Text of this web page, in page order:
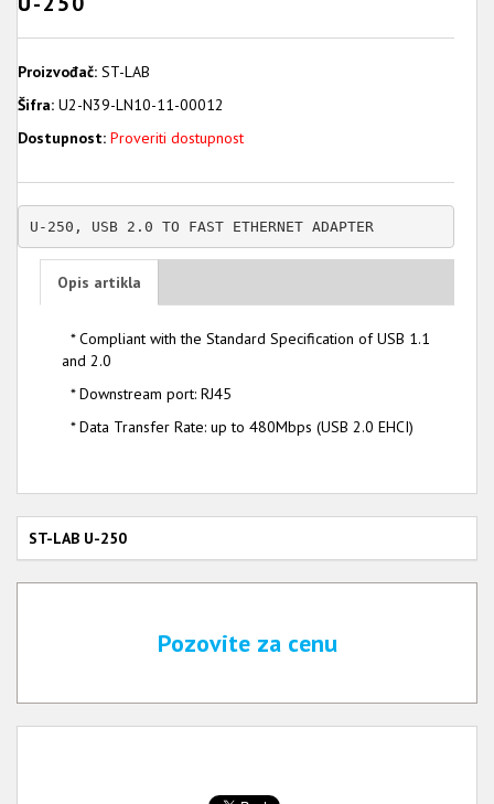
Proizvođač: ST-LAB
Šifra: U2-N39-LN10-11-00012
Dostupnost: Proveriti dostupnost
U-250, USB 2.0 TO FAST ETHERNET ADAPTER
Opis artikla
* Compliant with the Standard Specification of USB 1.1
and 2.0
* Downstream port: RJ45
* Data Transfer Rate: up to 480Mbps (USB 2.0 EHCI)
ST-LAB U-250
Pozovite za cenu